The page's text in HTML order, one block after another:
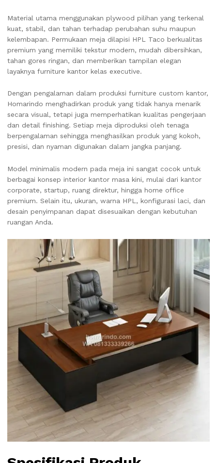
Material utama menggunakan plywood pilihan yang terkenal
kuat, stabil, dan tahan terhadap perubahan suhu maupun
kelembapan. Permukaan meja dilapisi HPL Taco berkualitas
premium yang memiliki tekstur modern, mudah dibersihkan,
tahan gores ringan, dan memberikan tampilan elegan
layaknya furniture kantor kelas executive.
Dengan pengalaman dalam produksi furniture custom kantor,
Homarindo menghadirkan produk yang tidak hanya menarik
secara visual, tetapi juga memperhatikan kualitas pengerjaan
dan detail finishing. Setiap meja diproduksi oleh tenaga
berpengalaman sehingga menghasilkan produk yang kokoh,
presisi, dan nyaman digunakan dalam jangka panjang.
Model minimalis modern pada meja ini sangat cocok untuk
berbagai konsep interior kantor masa kini, mulai dari kantor
corporate, startup, ruang direktur, hingga home office
premium. Selain itu, ukuran, warna HPL, konfigurasi laci, dan
desain penyimpanan dapat disesuaikan dengan kebutuhan
ruangan Anda.